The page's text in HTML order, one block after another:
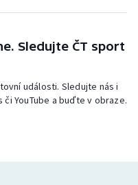
Sledujte ČT sport
události. Sledujte nás i
či YouTube a buďte v obraze.